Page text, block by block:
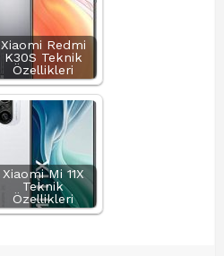
Xiaomi Redmi
K30S Teknik
Özellikleri
Xiaomi Mi 11X
Teknik
Özellikleri